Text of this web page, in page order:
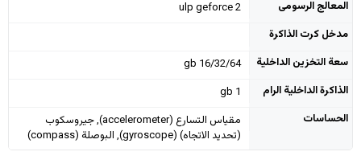
المعالج الرسومى
ulp geforce 2
مدخل كرت الذاكرة
سعة التخزين الداخلية
16/32/64 gb
الذاكرة الداخلية الرام
1 gb
الحساسات
مقياس التسارع (accelerometer), جيروسكوب
(تحديد الاتجاه) (gyroscope), البوصلة (compass)